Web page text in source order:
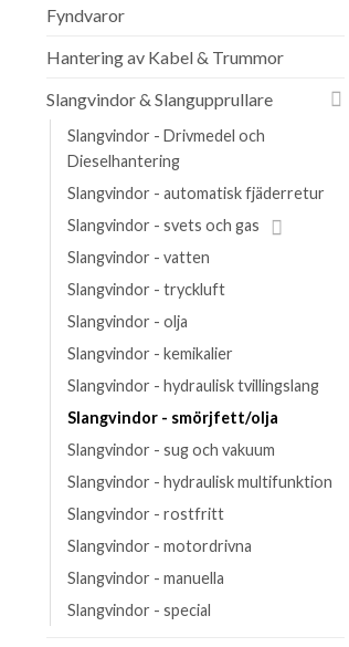
Fyndvaror
Hantering av Kabel & Trummor
Slangvindor & Slangupprullare
Slangvindor - Drivmedel och
Dieselhantering
Slangvindor - automatisk fjäderretur
Slangvindor - svets och gas
Slangvindor - vatten
Slangvindor - tryckluft
Slangvindor - olja
Slangvindor - kemikalier
Slangvindor - hydraulisk tvillingslang
Slangvindor - smörjfett/olja
Slangvindor - sug och vakuum
Slangvindor - hydraulisk multifunktion
Slangvindor - rostfritt
Slangvindor - motordrivna
Slangvindor - manuella
Slangvindor - special